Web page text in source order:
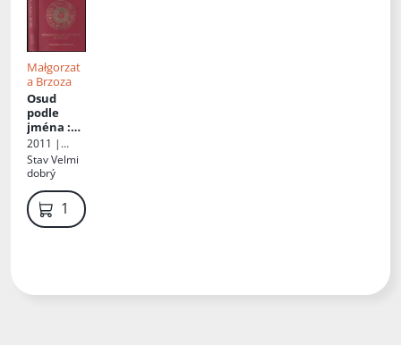
Małgorzat
a Brzoza
Osud
podle
jména :
numerolo
gický
průvodce
21. století
2011 |
Levné knihy
StavVelmi
dobrý
119 Kč